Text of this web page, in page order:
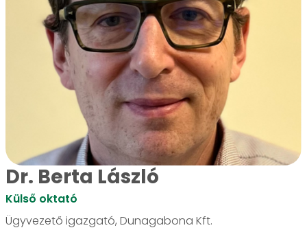
Dr. Berta László
Külső oktató
Ügyvezető igazgató, Dunagabona Kft.